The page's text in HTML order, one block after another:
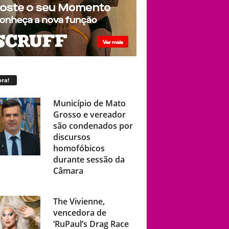
Município de Mato
Grosso e vereador
são condenados por
discursos
homofóbicos
durante sessão da
Câmara
The Vivienne,
vencedora de
‘RuPaul’s Drag Race